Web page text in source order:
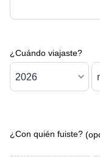
¿Cuándo viajaste?
¿Con quién fuiste?